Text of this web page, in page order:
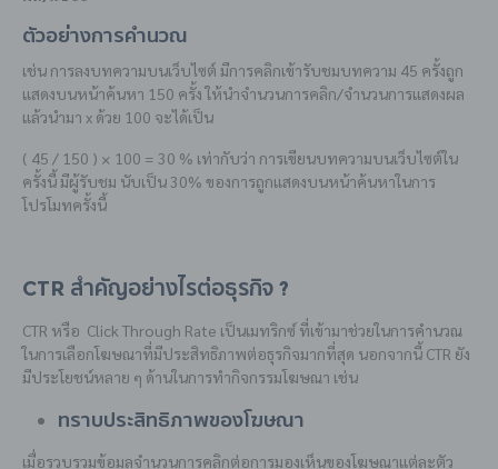
ตัวอย่างการคำนวณ
เช่น การลงบทความบนเว็บไซต์ มีการคลิกเข้ารับชมบทความ 45 ครั้งถูก
แสดงบนหน้าค้นหา 150 ครั้ง ให้นำจำนวนการคลิก/จำนวนการแสดงผล
แล้วนำมา x ด้วย 100 จะได้เป็น
( 45 / 150 ) × 100 = 30 % เท่ากับว่า การเขียนบทความบนเว็บไซต์ใน
ครั้งนี้ มีผู้รับชม นับเป็น 30% ของการถูกแสดงบนหน้าค้นหาในการ
โปรโมทครั้งนี้
CTR สำคัญอย่างไรต่อธุรกิจ ?
CTR หรือ Click Through Rate เป็นเมทริกซ์ ที่เข้ามาช่วยในการคำนวณ
ในการเลือกโฆษณาที่มีประสิทธิภาพต่อธุรกิจมากที่สุด นอกจากนี้ CTR ยัง
มีประโยชน์หลาย ๆ ด้านในการทำกิจกรรมโฆษณา เช่น
ทราบประสิทธิภาพของโฆษณา
เมื่อรวบรวมข้อมูลจำนวนการคลิกต่อการมองเห็นของโฆษณาแต่ละตัว